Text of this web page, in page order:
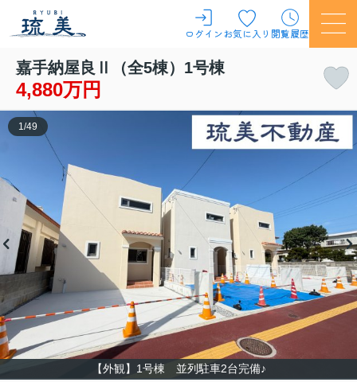
ログインお気に入り 閲覧履歴
嘉手納屋良Ⅱ（全5棟）1号棟
4,880万円
【外観】1号棟 並列駐車2台完備♪
1 /49